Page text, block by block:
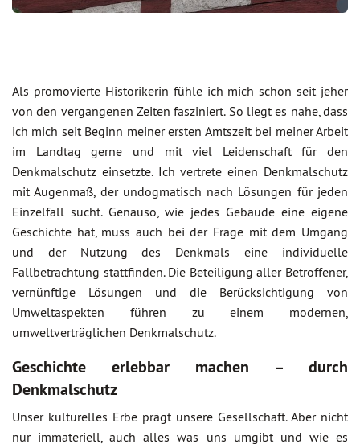
Als promovierte Historikerin fühle ich mich schon seit jeher
von den vergangenen Zeiten fasziniert. So liegt es nahe, dass
ich mich seit Beginn meiner ersten Amtszeit bei meiner Arbeit
im Landtag gerne und mit viel Leidenschaft für den
Denkmalschutz einsetzte. Ich vertrete einen Denkmalschutz
mit Augenmaß, der undogmatisch nach Lösungen für jeden
Einzelfall sucht. Genauso, wie jedes Gebäude eine eigene
Geschichte hat, muss auch bei der Frage mit dem Umgang
und der Nutzung des Denkmals eine individuelle
Fallbetrachtung stattfinden. Die Beteiligung aller Betroffener,
vernünftige Lösungen und die Berücksichtigung von
Umweltaspekten führen zu einem modernen,
umweltverträglichen Denkmalschutz.
Geschichte erlebbar machen – durch
Denkmalschutz
Unser kulturelles Erbe prägt unsere Gesellschaft. Aber nicht
nur immateriell, auch alles was uns umgibt und wie es